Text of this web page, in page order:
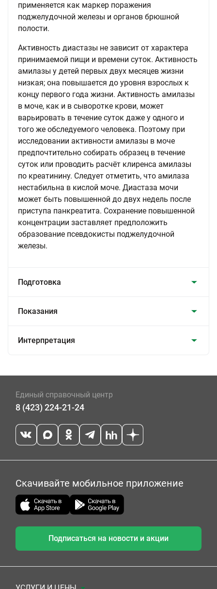
применяется как маркер поражения
поджелудочной железы и органов брюшной
полости.
Активность диастазы не зависит от характера
принимаемой пищи и времени суток. Активность
амилазы у детей первых двух месяцев жизни
низкая; она повышается до уровня взрослых к
концу первого года жизни. Активность амилазы
в моче, как и в сыворотке крови, может
варьировать в течение суток даже у одного и
того же обследуемого человека. Поэтому при
исследовании активности амилазы в моче
предпочтительно собирать образец в течение
суток или проводить расчёт клиренса амилазы
по креатинину. Следует отметить, что амилаза
нестабильна в кислой моче. Диастаза мочи
может быть повышенной до двух недель после
приступа панкреатита. Сохранение повышенной
концентрации заставляет предположить
образование псевдокисты поджелудочной
железы.
Подготовка
Показания
Интерпретация
Единый справочный центр
8 (423) 224-21-24
Скачивайте мобильное приложение
Подписаться на новости и акции